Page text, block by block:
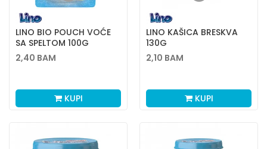
LINO BIO POUCH VOĆE
SA SPELTOM 100G
2,40 BAM
KUPI
LINO KAŠICA BRESKVA
130G
2,10 BAM
KUPI